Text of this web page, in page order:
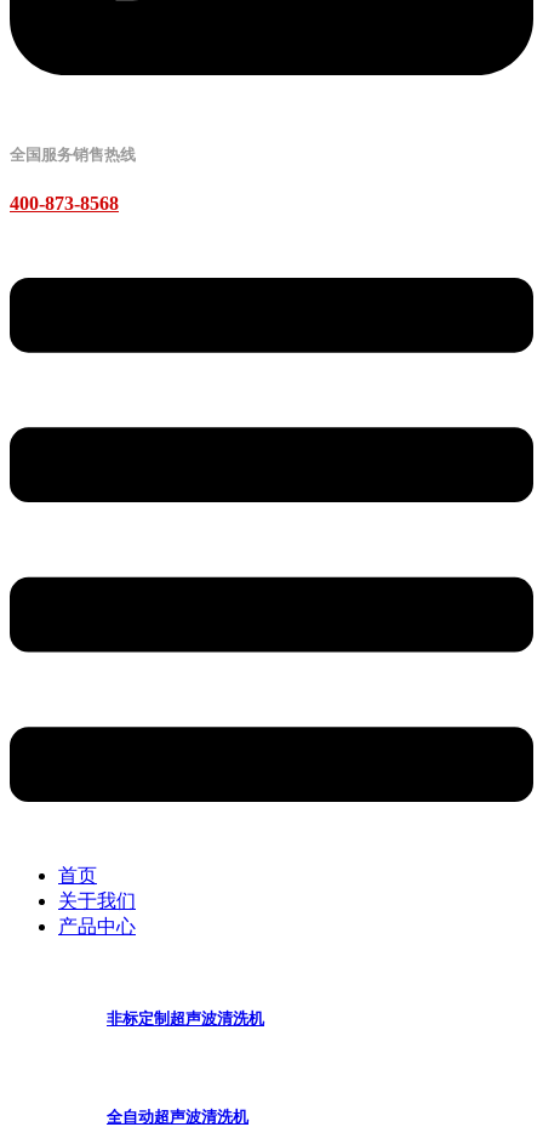
全国服务销售热线
400-873-8568
首页
关于我们
产品中心
非标定制超声波清洗机
全自动超声波清洗机